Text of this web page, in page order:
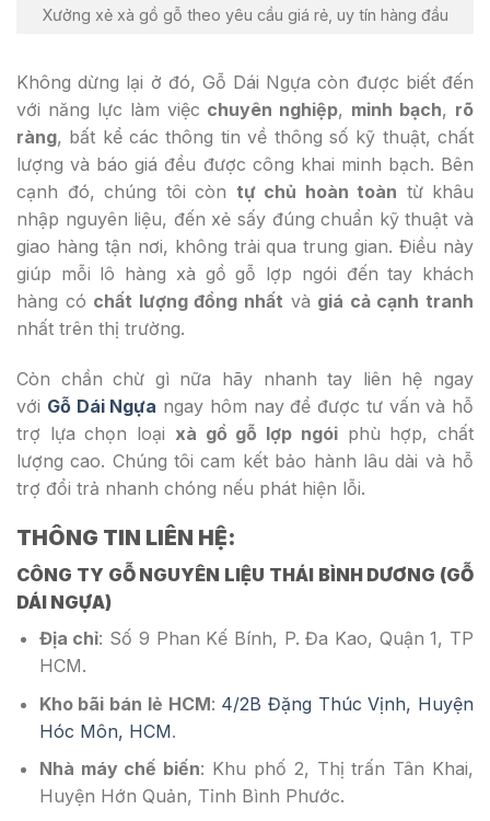
Xưởng xẻ xà gồ gỗ theo yêu cầu giá rẻ, uy tín hàng đầu
Không dừng lại ở đó, Gỗ Dái Ngựa còn được biết đến
với năng lực làm việc chuyên nghiệp, minh bạch, rõ
ràng, bất kể các thông tin về thông số kỹ thuật, chất
lượng và báo giá đều được công khai minh bạch. Bên
cạnh đó, chúng tôi còn tự chủ hoàn toàn từ khâu
nhập nguyên liệu, đến xẻ sấy đúng chuẩn kỹ thuật và
giao hàng tận nơi, không trải qua trung gian. Điều này
giúp mỗi lô hàng xà gồ gỗ lợp ngói đến tay khách
hàng có chất lượng đồng nhất và giá cả cạnh tranh
nhất trên thị trường.
Còn chần chừ gì nữa hãy nhanh tay liên hệ ngay
với Gỗ Dái Ngựa ngay hôm nay để được tư vấn và hỗ
trợ lựa chọn loại xà gồ gỗ lợp ngóiphù hợp, chất
lượng cao. Chúng tôi cam kết bảo hành lâu dài và hỗ
trợ đổi trả nhanh chóng nếu phát hiện lỗi.
THÔNG TIN LIÊN HỆ:
CÔNG TY GỖ NGUYÊN LIỆU THÁI BÌNH DƯƠNG (GỖ
DÁI NGỰA)
Địa chỉ: Số 9 Phan Kế Bính, P. Đa Kao, Quận 1, TP
HCM.
Kho bãi bán lẻ HCM: 4/2B Đặng Thúc Vịnh, Huyện
Hóc Môn, HCM.
Nhà máy chế biến: Khu phố 2, Thị trấn Tân Khai,
Huyện Hớn Quản, Tỉnh Bình Phước.